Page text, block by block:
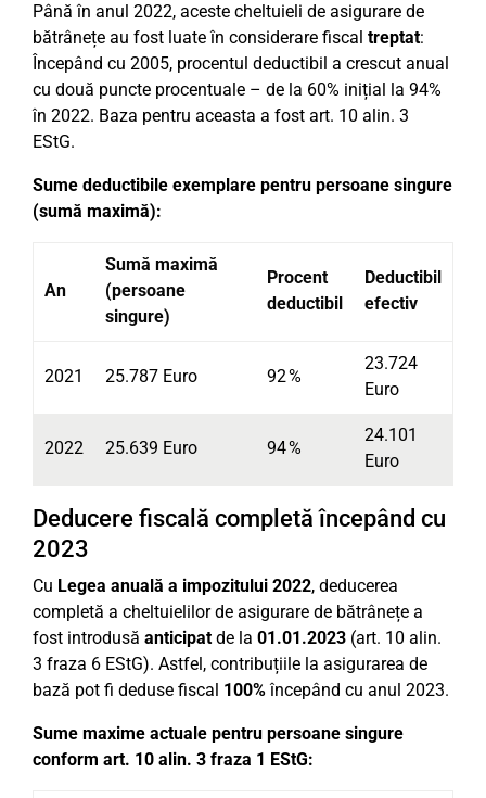
Până în anul 2022, aceste cheltuieli de asigurare de
bătrânețe au fost luate în considerare fiscal treptat:
Începând cu 2005, procentul deductibil a crescut anual
cu două puncte procentuale – de la 60% inițial la 94%
în 2022. Baza pentru aceasta a fost art. 10 alin. 3
EStG.
Sume deductibile exemplare pentru persoane singure
(sumă maximă):
An
Sumă maximă
(persoane
singure)
Procent
deductibil
Deductibil
efectiv
2021 25.787 Euro 92 %
23.724
Euro
2022 25.639 Euro 94 %
24.101
Euro
Deducere fiscală completă începând cu
2023
Cu Legea anuală a impozitului 2022, deducerea
completă a cheltuielilor de asigurare de bătrânețe a
fost introdusă anticipatde la 01.01.2023 (art. 10 alin.
3 fraza 6 EStG). Astfel, contribuțiile la asigurarea de
bază pot fi deduse fiscal 100%începând cu anul 2023.
Sume maxime actuale pentru persoane singure
conform art. 10 alin. 3 fraza 1 EStG: